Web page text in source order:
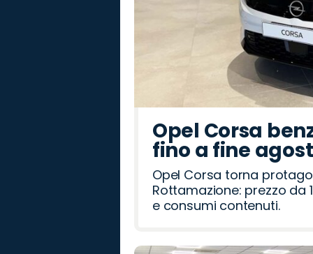
Opel Corsa
fino a fine
Opel Corsa torna
Rottamazione: prezzo da
e consumi contenuti.